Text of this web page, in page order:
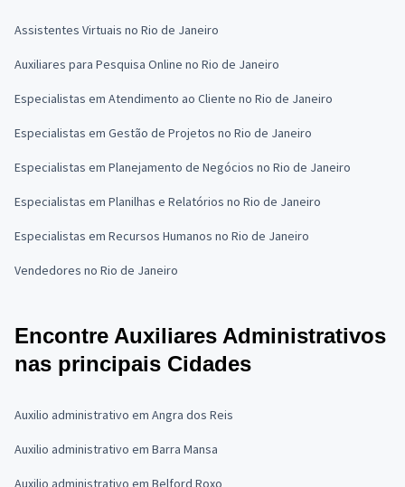
Assistentes Virtuais no Rio de Janeiro
Auxiliares para Pesquisa Online no Rio de Janeiro
Especialistas em Atendimento ao Cliente no Rio de Janeiro
Especialistas em Gestão de Projetos no Rio de Janeiro
Especialistas em Planejamento de Negócios no Rio de Janeiro
Especialistas em Planilhas e Relatórios no Rio de Janeiro
Especialistas em Recursos Humanos no Rio de Janeiro
Vendedores no Rio de Janeiro
Encontre Auxiliares Administrativos
nas principais Cidades
Auxilio administrativo em Angra dos Reis
Auxilio administrativo em Barra Mansa
Auxilio administrativo em Belford Roxo